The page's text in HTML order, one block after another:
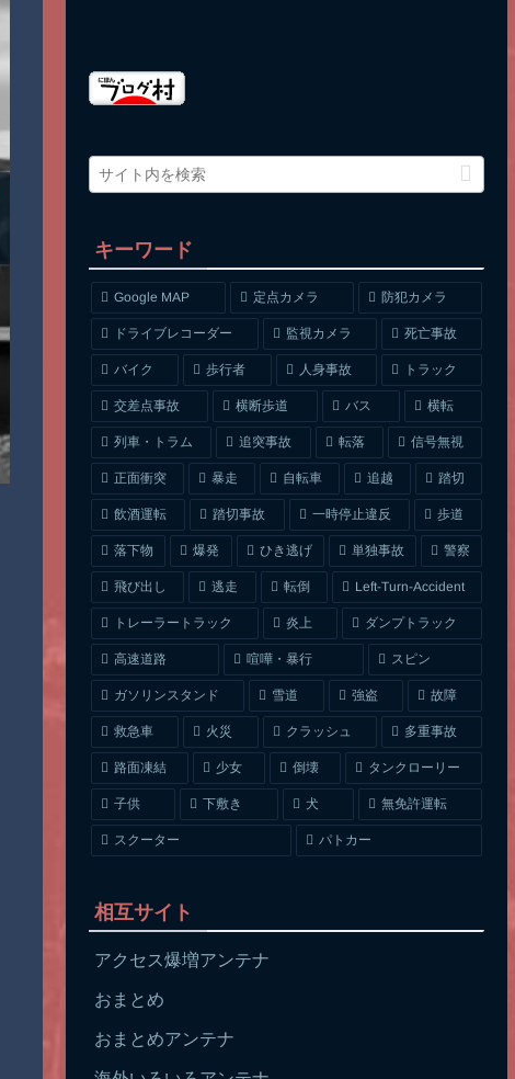
キーワード
Google MAP 定点カメラ 防犯カメラ
ドライブレコーダー 監視カメラ 死亡事故
バイク 歩行者 人身事故 トラック
交差点事故 横断歩道 バス 横転
列車・トラム 追突事故 転落 信号無視
正面衝突 暴走 自転車 追越 踏切
飲酒運転 踏切事故 一時停止違反 歩道
落下物 爆発 ひき逃げ 単独事故 警察
飛び出し 逃走 転倒 Left-Turn-Accident
トレーラートラック 炎上 ダンプトラック
高速道路 喧嘩・暴行 スピン
ガソリンスタンド 雪道 強盗 故障
救急車 火災 クラッシュ 多重事故
路面凍結 少女 倒壊 タンクローリー
子供 下敷き 犬 無免許運転
スクーター パトカー
相互サイト
アクセス爆増アンテナ
おまとめ
おまとめアンテナ